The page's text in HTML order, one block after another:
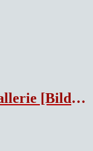
: (Conversations-Lexicon) , in lithogr. Blättern